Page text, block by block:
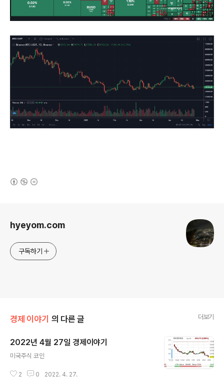
hyeyom.com
구독하기
경제 이야기 의 다른 글 더보기
2022년 4월 27일 경제이야기
미국주식 코인
2 0 2022. 4. 27.